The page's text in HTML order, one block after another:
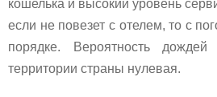
кошелька и высокий уровень
если не повезет с отелем, то с
порядке. Вероятность
территории страны нулевая.